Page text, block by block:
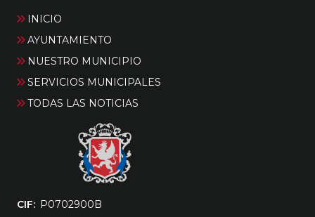
INICIO
AYUNTAMIENTO
NUESTRO MUNICIPIO
SERVICIOS MUNICIPALES
TODAS LAS NOTICIAS
CIF
‎P0702900B